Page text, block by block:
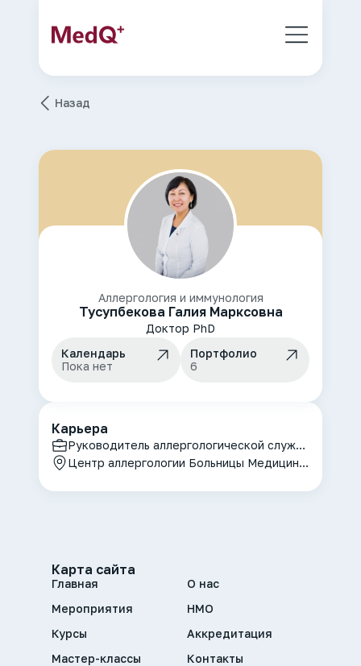
Назад
Аллергология и иммунология
Тусупбекова Галия Марксовна
Доктор PhD
Календарь
Пока нет
Портфолио
6
Карьера
Руководитель аллергологической службы и Центра аллергологии Больницы Медицинского центра Управления делами Президента Республики Казахстан, доцент кафедры внутренних болезней с курсом аллергологии-иммунологии
Центр аллергологии Больницы Медицинского центра Управления делами Президента Республики Казахстан, «Медицинский университет Астана» МЗ Республики Казахстан
Карта сайта
Главная
Мероприятия
Курсы
Мастер-классы
О нас
НМО
Аккредитация
Контакты